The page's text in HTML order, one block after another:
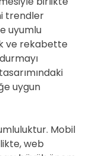
trendler
uyumlu
ve rekabette
uygun
Mobil
web